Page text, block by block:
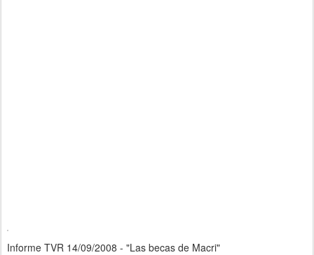
Informe TVR 14/09/2008 - "Las becas de Macri"